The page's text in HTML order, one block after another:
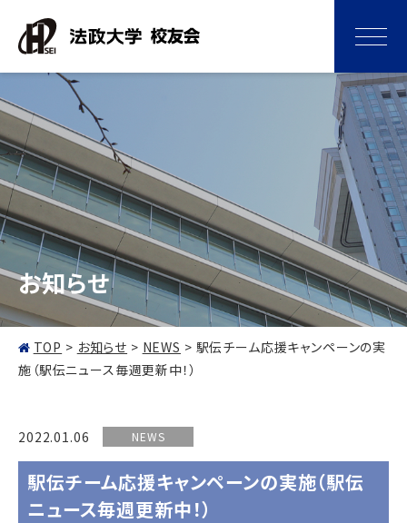
お知らせ
TOP > お知らせ > NEWS > 駅伝チーム応援キャンペーンの実
施（駅伝ニュース毎週更新中！）
2022.01.06 NEWS
駅伝チーム応援キャンペーンの実施（駅伝
ニュース毎週更新中！）